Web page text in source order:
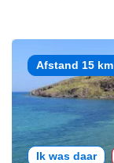
Afstand 15 km
Ik was daar